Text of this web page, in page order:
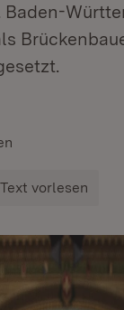
Baden-
Text vorlesen